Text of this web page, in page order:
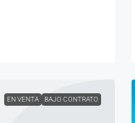
EN VENTA BAJO CONTRATO